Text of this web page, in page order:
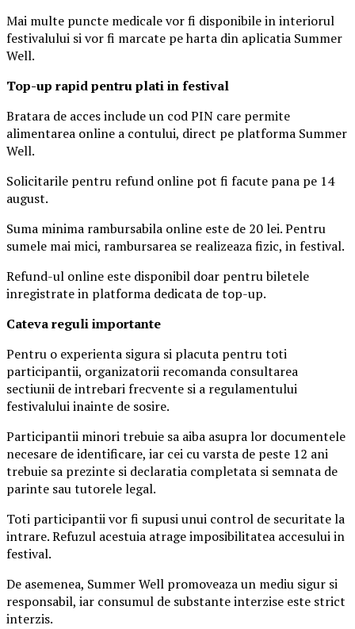
Mai multe puncte medicale vor fi disponibile in interiorul
festivalului si vor fi marcate pe harta din aplicatia Summer
Well.
Top-up rapid pentru plati in festival
Bratara de acces include un cod PIN care permite
alimentarea online a contului, direct pe platforma Summer
Well.
Solicitarile pentru refund online pot fi facute pana pe 14
august.
Suma minima rambursabila online este de 20 lei. Pentru
sumele mai mici, rambursarea se realizeaza fizic, in festival.
Refund-ul online este disponibil doar pentru biletele
inregistrate in platforma dedicata de top-up.
Cateva reguli importante
Pentru o experienta sigura si placuta pentru toti
participantii, organizatorii recomanda consultarea
sectiunii de intrebari frecvente si a regulamentului
festivalului inainte de sosire.
Participantii minori trebuie sa aiba asupra lor documentele
necesare de identificare, iar cei cu varsta de peste 12 ani
trebuie sa prezinte si declaratia completata si semnata de
parinte sau tutorele legal.
Toti participantii vor fi supusi unui control de securitate la
intrare. Refuzul acestuia atrage imposibilitatea accesului in
festival.
De asemenea, Summer Well promoveaza un mediu sigur si
responsabil, iar consumul de substante interzise este strict
interzis.